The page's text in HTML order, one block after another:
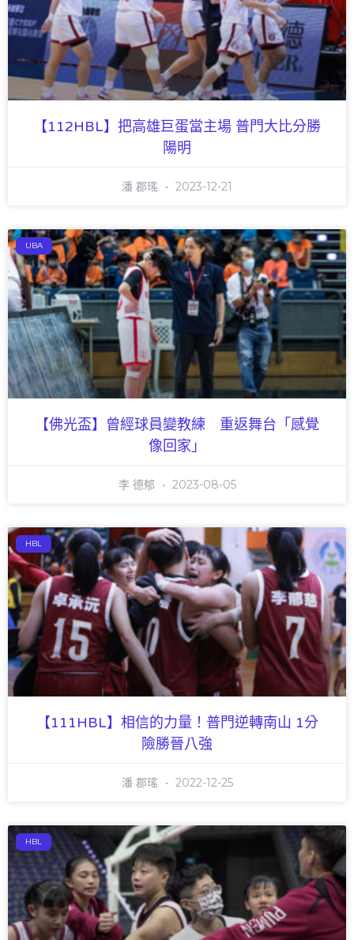
【112HBL】把高雄巨蛋當主場 普門大比分勝
陽明
潘 郡瑤 2023-12-21
UBA
【佛光盃】曾經球員變教練 重返舞台「感覺
像回家」
李 德郁 2023-08-05
HBL
【111HBL】相信的力量！普門逆轉南山 1分
險勝晉八強
潘 郡瑤 2022-12-25
HBL